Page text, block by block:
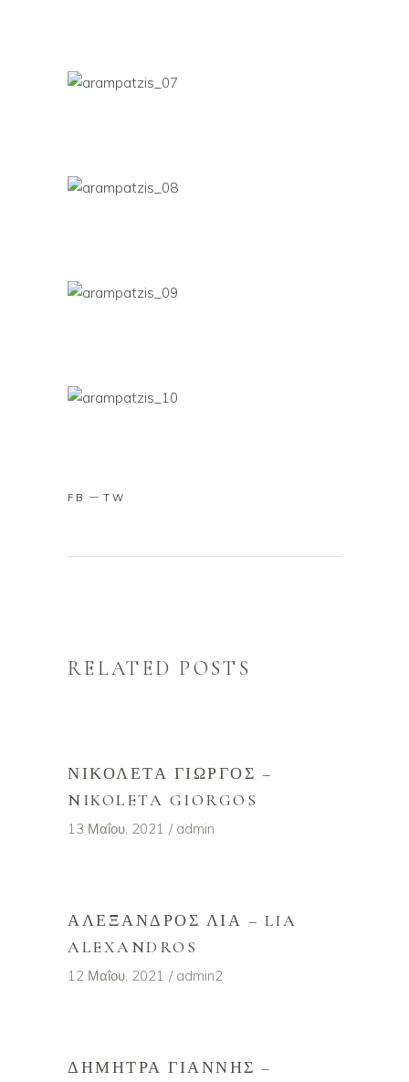
FB TW
RELATED POSTS
ΝΙΚΟΛΈΤΑ ΓΙΏΡΓΟΣ –
NIKOLETA GIORGOS
13 Μαΐου, 2021 admin
ΑΛΈΞΑΝΔΡΟΣ ΛΊΑ – LIA
ALEXANDROS
12 Μαΐου, 2021 admin2
ΔΉΜΗΤΡΑ ΓΙΆΝΝΗΣ –